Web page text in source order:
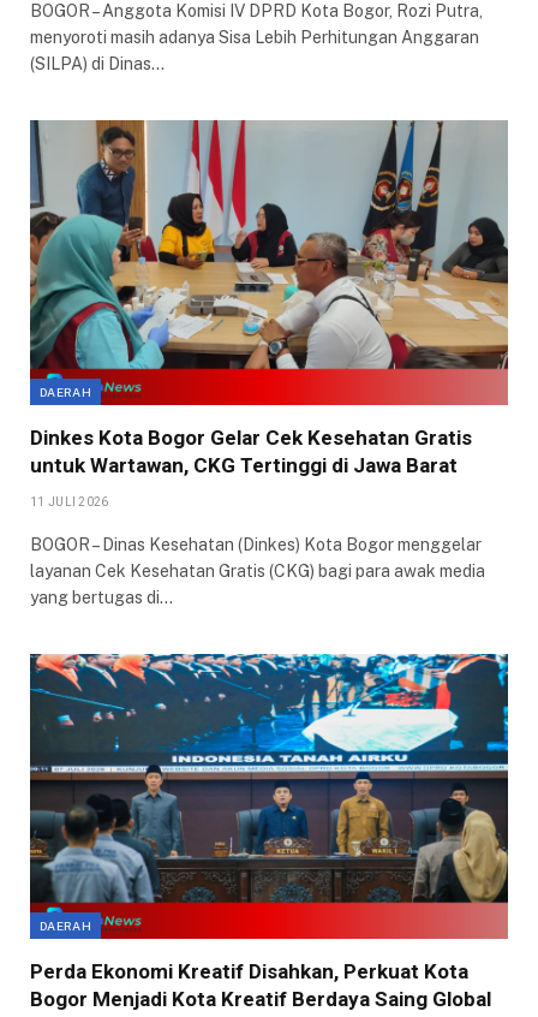
​BOGOR – Anggota Komisi IV DPRD Kota Bogor, Rozi Putra,
menyoroti masih adanya Sisa Lebih Perhitungan Anggaran
(SILPA) di Dinas…
DAERAH
Dinkes Kota Bogor Gelar Cek Kesehatan Gratis
untuk Wartawan, CKG Tertinggi di Jawa Barat
11 JULI 2026
BOGOR – Dinas Kesehatan (Dinkes) Kota Bogor menggelar
layanan Cek Kesehatan Gratis (CKG) bagi para awak media
yang bertugas di…
DAERAH
Perda Ekonomi Kreatif Disahkan, Perkuat Kota
Bogor Menjadi Kota Kreatif Berdaya Saing Global